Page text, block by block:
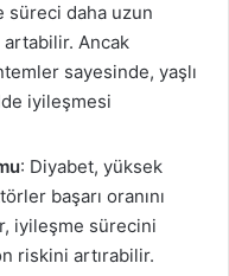
süreci daha uzun
Ancak
sayesinde, yaşlı
iyileşmesi
: Diyabet, yüksek
başarı oranını
iyileşme sürecini
riskini artırabilir.